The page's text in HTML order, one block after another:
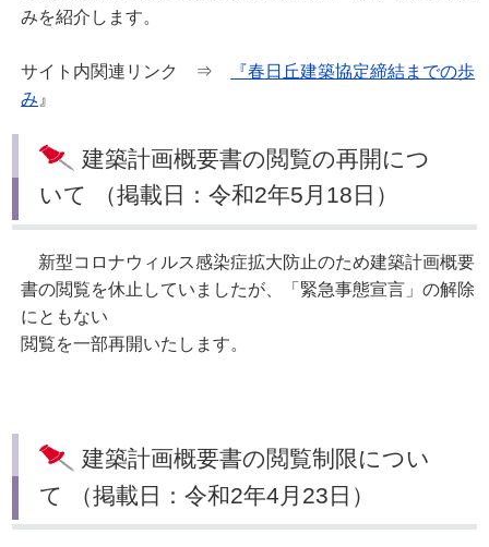
みを紹介します。
サイト内関連リンク ⇒
『春日丘建築協定締結までの歩
み 』
建築計画概要書の閲覧の再開につ
いて （掲載日：令和2年5月18日）
新型コロナウィルス感染症拡大防止のため建築計画概要
書の閲覧を休止していましたが、「緊急事態宣言」の解除
にともない
閲覧を一部再開いたします。
建築計画概要書の閲覧制限につい
て （掲載日：令和2年4月23日）